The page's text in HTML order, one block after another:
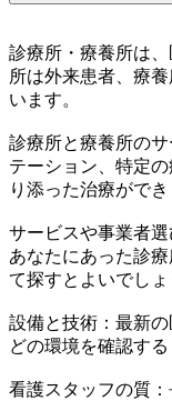
診療所・療養所は
所は外来患者、療
います。
診療所と療養所の
テーション、特定
り添った治療ができ
サービスや事業者
あなたにあった診
て探すとよいでしょ
設備と技術：最新
どの環境を確認する
看護スタッフの質